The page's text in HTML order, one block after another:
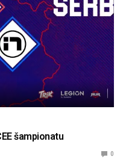
šampionatu
0